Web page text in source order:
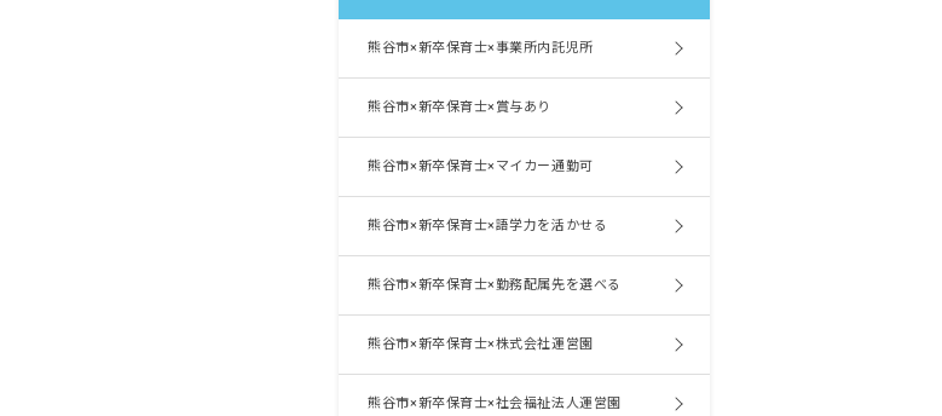
熊谷市×新卒保育士×事業所内託児所
熊谷市×新卒保育士×賞与あり
熊谷市×新卒保育士×マイカー通勤可
熊谷市×新卒保育士×語学力を活かせる
熊谷市×新卒保育士×勤務配属先を選べる
熊谷市×新卒保育士×株式会社運営園
熊谷市×新卒保育士×社会福祉法人運営園